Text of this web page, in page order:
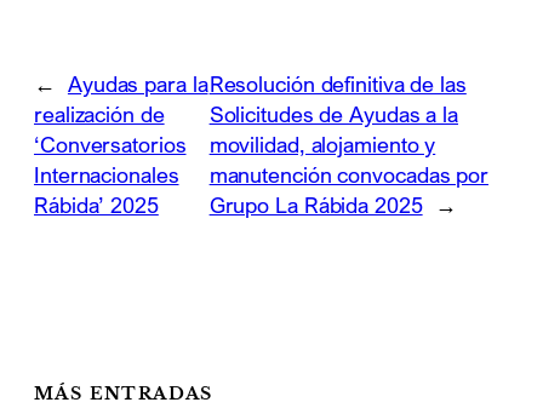
← Ayudas para la
realización de
‘Conversatorios
Internacionales
Rábida’ 2025
Resolución definitiva de las
Solicitudes de Ayudas a la
movilidad, alojamiento y
manutención convocadas por
Grupo La Rábida 2025
→
MÁS ENTRADAS